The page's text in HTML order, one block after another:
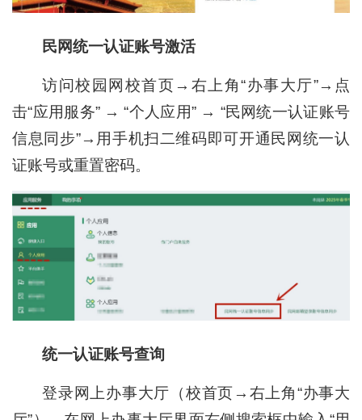
民网统一认证账号激活
访问校园网校首页→右上角“办事大厅”→点
击“应用服务” → “个人应用” → “民网统一认证账号
信息同步”→用手机扫二维码即可开通民网统一认
证账号或重置密码。
统一认证账号查询
登录网上办事大厅（校首页→右上角“办事大